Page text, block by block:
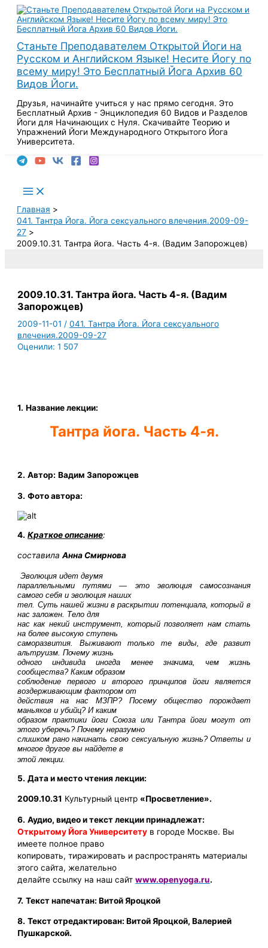
Перейти
содержимому
Станьте Преподавателем Открытой Йоги на
Русском и Английском Языке! Несите Йогу по
всему миру! Это Бесплатный Йога Архив 60
Видов Йоги.
Друзья, начинайте учиться у нас прямо сегодня. Это
Бесплатный Архив - Энциклопедия 60 Видов и Разделов
Йоги для Начинающих с Нуля. Скачивайте Теорию и
Упражнений Йоги Международного Открытого Йога
Университета.
Main
Menu
Главная
041. Тантра Йога. Йога сексуального влечения.2009-09-
27
2009.10.31. Тантра йога. Часть 4-я. (Вадим Запорожцев)
2009.10.31. Тантра йога. Часть 4-я. (Вадим
Запорожцев)
2009-11-01/041. Тантра Йога. Йога сексуального
влечения.2009-09-27
Оценили: 1 507
1. Название лекции:
Тантра йога. Часть 4-я.
2. Автор: Вадим Запорожцев
3. Фото автора:
4. Краткое описание:
составилаАнна Смирнова
Эволюция идет двумя
параллельными путями — это эволюция самосознания
самого себя и эволюция наших
тел. Суть нашей жизни в раскрытии потенциала, который в
нас заложен. Тело для
нас как некий инструмент, который позволяет нам стать
на более высокую ступень
саморазвития. Выживают только те виды, где развит
альтруизм. Почему жизнь
одного индивида иногда менее значима, чем жизнь
сообщества? Каким образом
соблюдение первого и второго принципов йоги является
воздерживающим фактором от
действия на нас МЗПР? Посему общество порождает
маньяков и убийц? И каким
образом практики йоги Союза или Тантра йоги могут от
этого уберечь? Почему неразумно
слишком рано начинать свою сексуальную жизнь?Ответы и
многое другое вы найдете в
этой лекции.
5. Дата и место чтения лекции:
2009.10.31 Культурный центр «Просветление».
6. Аудио, видео и текст лекции принадлежат:
Открытому Йога Университету в городе Москве. Вы
имеете полное право
копировать, тиражировать и распространять материалы
этого сайта, желательно
делайте ссылку на наш сайтwww.openyoga.ru.
7. Текст напечатан: Витой Яроцкой
8. Текст отредактирован: Витой Яроцкой, Валерией
Пушкарской.